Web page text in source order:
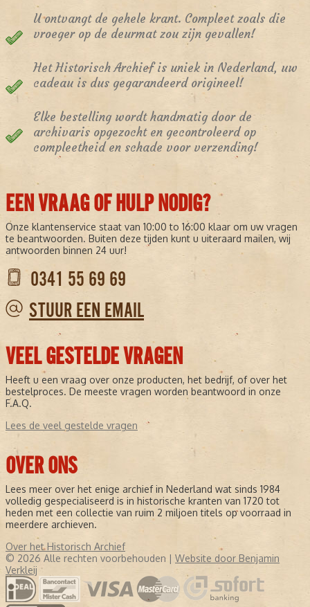
U ontvangt de gehele krant. Compleet zoals die
vroeger op de deurmat zou zijn gevallen!
Het Historisch Archief is uniek in Nederland, uw
cadeau is dus gegarandeerd origineel!
Elke bestelling wordt handmatig door de
archivaris opgezocht en gecontroleerd op
compleetheid en schade voor verzending!
EEN VRAAG OF HULP NODIG?
Onze klantenservice staat van 10:00 to 16:00 klaar om uw vragen
te beantwoorden. Buiten deze tijden kunt u uiteraard mailen, wij
antwoorden binnen 24 uur!
0341 55 69 69
STUUR EEN EMAIL
VEEL GESTELDE VRAGEN
Heeft u een vraag over onze producten, het bedrijf, of over het
bestelproces. De meeste vragen worden beantwoord in onze
F.A.Q.
Lees de veel gestelde vragen
OVER ONS
Lees meer over het enige archief in Nederland wat sinds 1984
volledig gespecialiseerd is in historische kranten van 1720 tot
heden met een collectie van ruim 2 miljoen titels op voorraad in
meerdere archieven.
Over het Historisch Archief
© 2026 Alle rechten voorbehouden | Website door Benjamin
Verkleij